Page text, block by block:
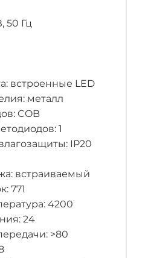
50 Гц
встроенные LED
металл
COB
1
IP20
встраиваемый
771
4200
24
>80